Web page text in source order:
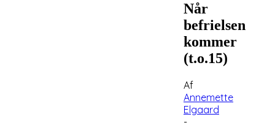
Når
befrielsen
kommer
(t.o.15)
Af
Annemette
Elgaard
-